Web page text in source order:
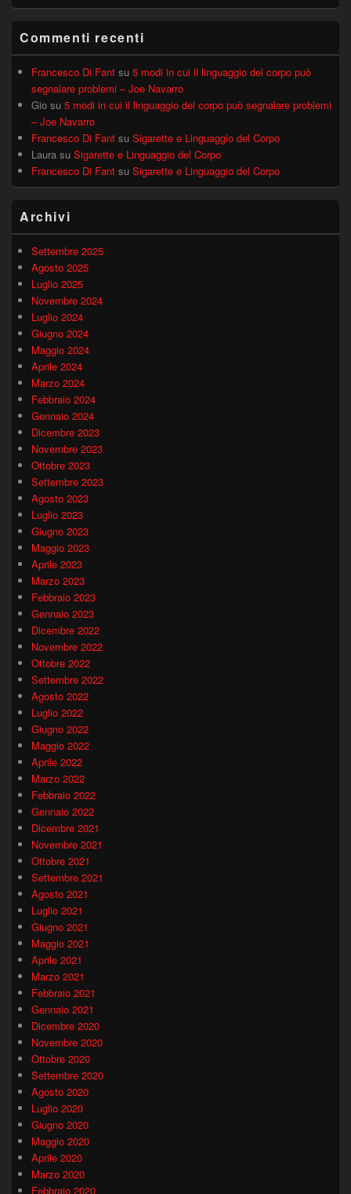
Commenti recenti
Francesco Di Fant su 5 modi in cui il linguaggio del corpo può
segnalare problemi – Joe Navarro
Gio su 5 modi in cui il linguaggio del corpo può segnalare problemi
– Joe Navarro
Francesco Di Fant su Sigarette e Linguaggio del Corpo
Laura su Sigarette e Linguaggio del Corpo
Francesco Di Fant su Sigarette e Linguaggio del Corpo
Archivi
Settembre 2025
Agosto 2025
Luglio 2025
Novembre 2024
Luglio 2024
Giugno 2024
Maggio 2024
Aprile 2024
Marzo 2024
Febbraio 2024
Gennaio 2024
Dicembre 2023
Novembre 2023
Ottobre 2023
Settembre 2023
Agosto 2023
Luglio 2023
Giugno 2023
Maggio 2023
Aprile 2023
Marzo 2023
Febbraio 2023
Gennaio 2023
Dicembre 2022
Novembre 2022
Ottobre 2022
Settembre 2022
Agosto 2022
Luglio 2022
Giugno 2022
Maggio 2022
Aprile 2022
Marzo 2022
Febbraio 2022
Gennaio 2022
Dicembre 2021
Novembre 2021
Ottobre 2021
Settembre 2021
Agosto 2021
Luglio 2021
Giugno 2021
Maggio 2021
Aprile 2021
Marzo 2021
Febbraio 2021
Gennaio 2021
Dicembre 2020
Novembre 2020
Ottobre 2020
Settembre 2020
Agosto 2020
Luglio 2020
Giugno 2020
Maggio 2020
Aprile 2020
Marzo 2020
Febbraio 2020